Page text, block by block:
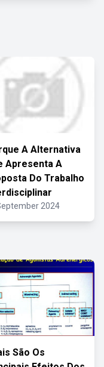
A Alternativa
Apresenta A
Do Trabalho
2024
São Os